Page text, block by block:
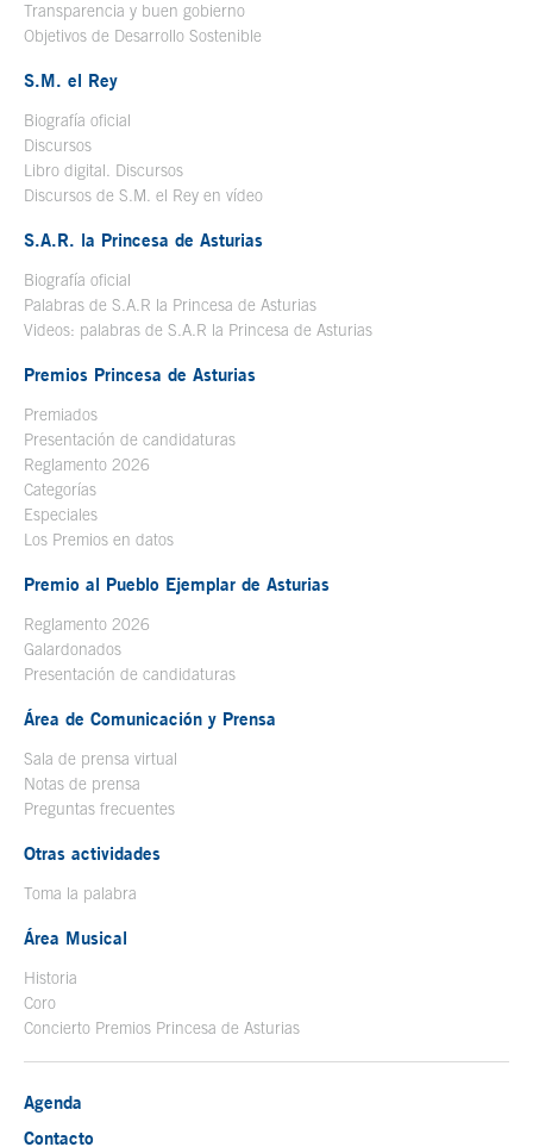
Transparencia y buen gobierno
Objetivos de Desarrollo Sostenible
S.M. el Rey
Biografía oficial
Discursos
Libro digital. Discursos
Discursos de S.M. el Rey en vídeo
S.A.R. la Princesa de Asturias
Biografía oficial
Palabras de S.A.R la Princesa de Asturias
Videos: palabras de S.A.R la Princesa de Asturias
Premios Princesa de Asturias
Premiados
Presentación de candidaturas
Reglamento 2026
Categorías
Especiales
Los Premios en datos
Premio al Pueblo Ejemplar de Asturias
Reglamento 2026
Galardonados
Presentación de candidaturas
Área de Comunicación y Prensa
Sala de prensa virtual
Notas de prensa
Preguntas frecuentes
Otras actividades
Toma la palabra
Área Musical
Historia
Coro
Concierto Premios Princesa de Asturias
Agenda
Contacto